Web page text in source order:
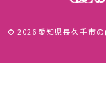
© 2026 愛知県長久手市の